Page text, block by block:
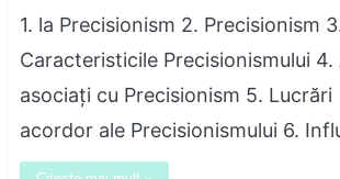
1. la Precisionism 2. Precisionism
Caracteristicile Precisionismului
asociați cu Precisionism 5. Lucrări
acordor ale Precisionismului 6.